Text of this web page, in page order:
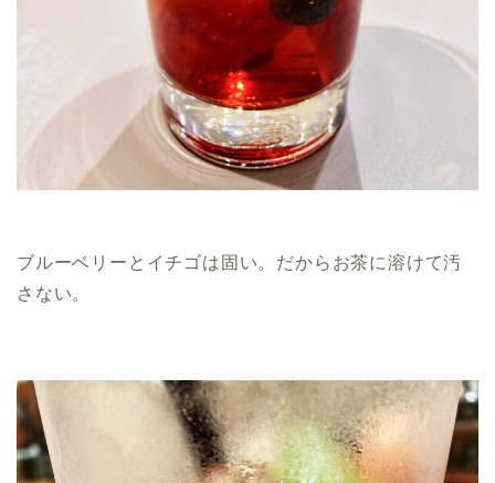
ブルーベリーとイチゴは固い。だからお茶に溶けて汚
さない。